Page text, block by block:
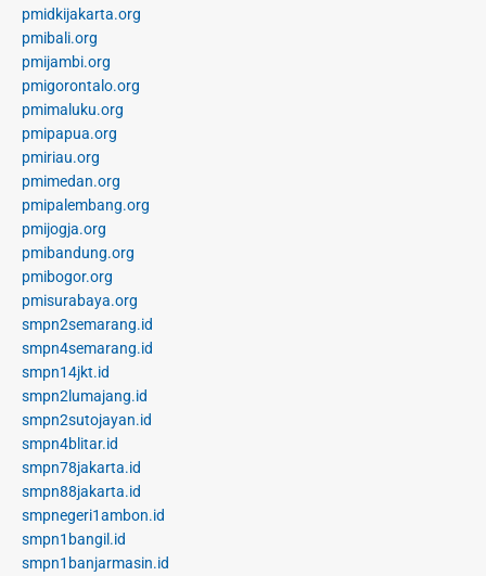
pmidkijakarta.org
pmibali.org
pmijambi.org
pmigorontalo.org
pmimaluku.org
pmipapua.org
pmiriau.org
pmimedan.org
pmipalembang.org
pmijogja.org
pmibandung.org
pmibogor.org
pmisurabaya.org
smpn2semarang.id
smpn4semarang.id
smpn14jkt.id
smpn2lumajang.id
smpn2sutojayan.id
smpn4blitar.id
smpn78jakarta.id
smpn88jakarta.id
smpnegeri1ambon.id
smpn1bangil.id
smpn1banjarmasin.id